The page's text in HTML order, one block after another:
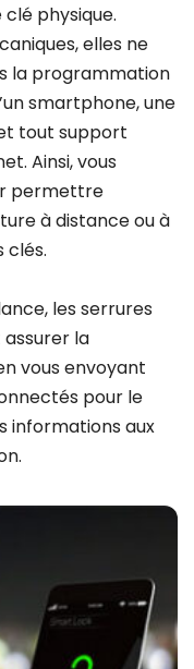
physique.
elles ne
la programmation
smartphone, une
tout support
Ainsi, vous
permettre
à distance ou à
clés.
les serrures
la
vous envoyant
pour le
informations aux